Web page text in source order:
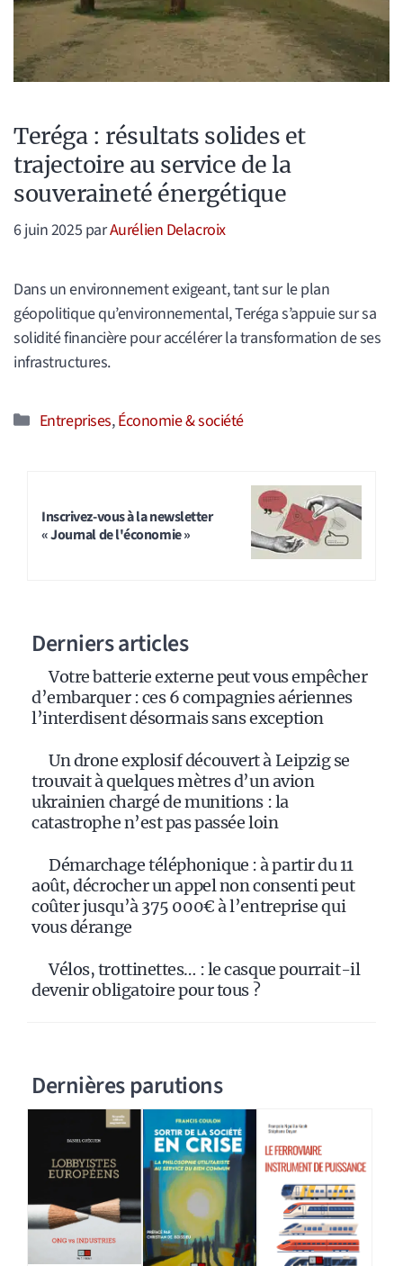
Teréga : résultats solides et
trajectoire au service de la
souveraineté énergétique
6 juin 2025 parAurélien Delacroix
Dans un environnement exigeant, tant sur le plan
géopolitique qu’environnemental, Teréga s’appuie sur sa
solidité financière pour accélérer la transformation de ses
infrastructures.
Catégories
Entreprises,Économie & société
Inscrivez-vous à la newsletter
« Journal de l'économie »
Derniers articles
Votre batterie externe peut vous empêcher
d’embarquer : ces 6 compagnies aériennes
l’interdisent désormais sans exception
Un drone explosif découvert à Leipzig se
trouvait à quelques mètres d’un avion
ukrainien chargé de munitions : la
catastrophe n’est pas passée loin
Démarchage téléphonique : à partir du 11
août, décrocher un appel non consenti peut
coûter jusqu’à 375 000€ à l’entreprise qui
vous dérange
Vélos, trottinettes… : le casque pourrait-il
devenir obligatoire pour tous ?
Dernières parutions